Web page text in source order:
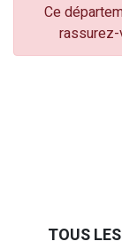
Ce
TOUS